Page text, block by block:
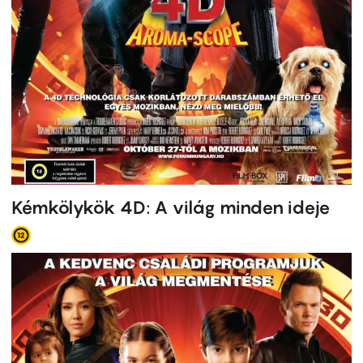
Kémkölykök 4D: A világ minden ideje